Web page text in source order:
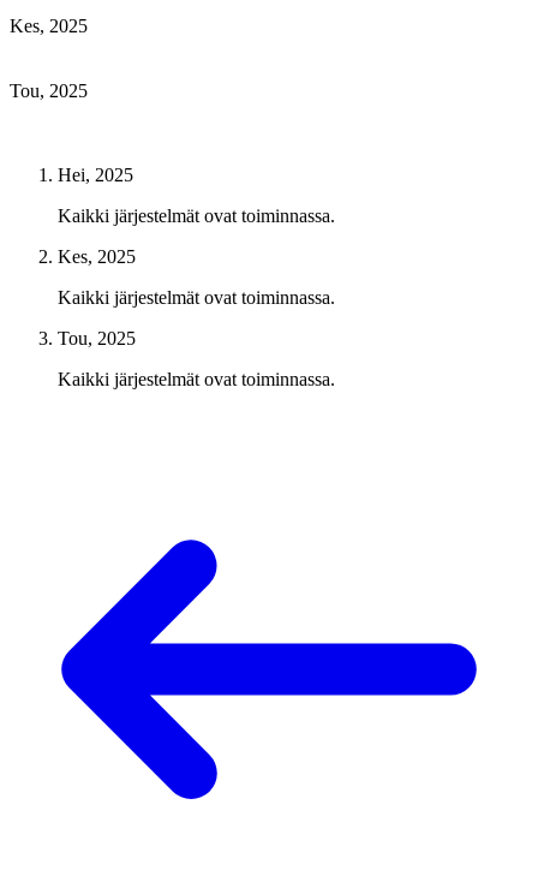
Kes, 2025
Tou, 2025
Hei, 2025
Kaikki järjestelmät ovat toiminnassa.
Kes, 2025
Kaikki järjestelmät ovat toiminnassa.
Tou, 2025
Kaikki järjestelmät ovat toiminnassa.